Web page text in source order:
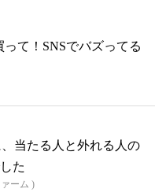
って！SNSでバズってる
当たる人と外れる人の
た
ーム )